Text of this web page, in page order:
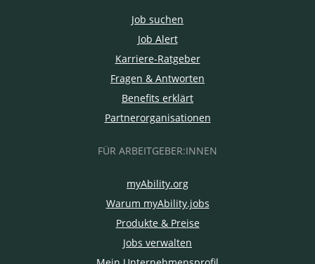
Job suchen
Job Alert
Karriere-Ratgeber
Fragen & Antworten
Benefits erklärt
Partnerorganisationen
FÜR ARBEITGEBER:INNEN
myAbility.org
Warum myAbility.jobs
Produkte & Preise
Jobs verwalten